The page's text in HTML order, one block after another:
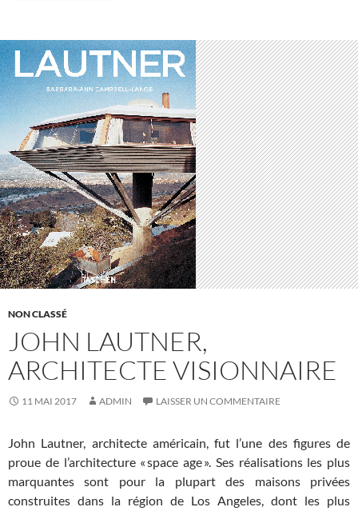
NON CLASSÉ
JOHN LAUTNER,
ARCHITECTE VISIONNAIRE
11 MAI 2017 ADMIN LAISSER UN COMMENTAIRE
John Lautner, architecte américain, fut l’une des figures de
proue de l’architecture « space age ». Ses réalisations les plus
marquantes sont pour la plupart des maisons privées
construites dans la région de Los Angeles, dont les plus